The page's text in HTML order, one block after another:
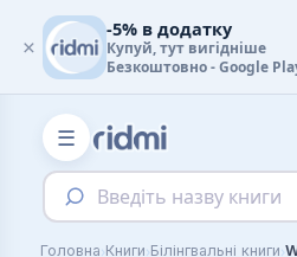
☰
Введіть назву книги
Головна›Книги›Білінгвальні книги›
×
-5% в додатку
Купуй, тут вигідніше
Безкоштовно - Google